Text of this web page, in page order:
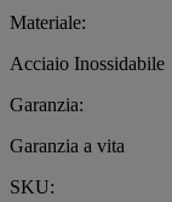
Materiale:
Acciaio Inossidabile
Garanzia:
Garanzia a vita
SKU: